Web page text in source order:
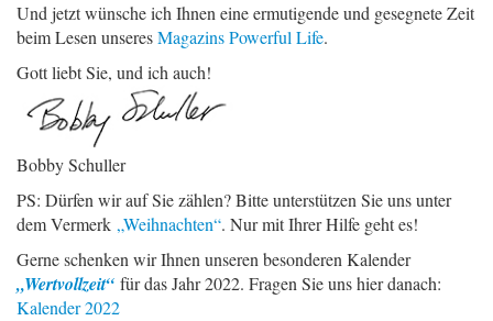
Und jetzt wünsche ich Ihnen eine ermutigende und gesegnete Zeit
beim Lesen unseresMagazins Powerful Life.
Gott liebt Sie, und ich auch!
Bobby Schuller
PS: Dürfen wir auf Sie zählen? Bitte unterstützen Sie uns unter
dem Vermerk „Weihnachten“. Nur mit Ihrer Hilfe geht es!
Gerne schenken wir Ihnen unseren besonderen Kalender
„Wertvollzeit“ für das Jahr 2022. Fragen Sie uns hier danach:
Kalender 2022